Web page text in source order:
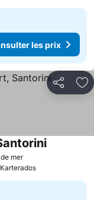
les prix
Partager
mer